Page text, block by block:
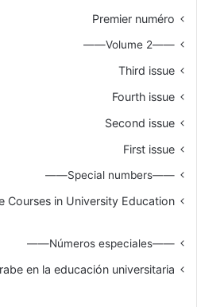
Premier numéro
——Volume 2——
Third issue
Fourth issue
Second issue
First issue
——Special numbers——
Courses in University Education
——Números especiales——
en la educación universitaria